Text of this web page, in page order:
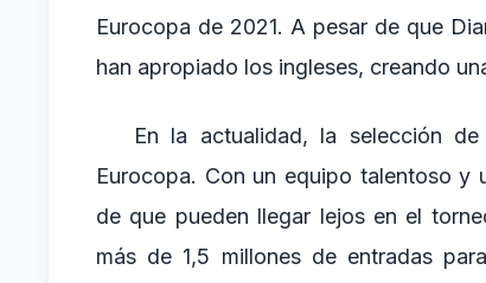
Eurocopa de 2021. A pesar de que
han apropiado los ingleses, creando
En la actualidad, la selección
Eurocopa. Con un equipo talentoso y
de que pueden llegar lejos en el
más de 1,5 millones de entradas